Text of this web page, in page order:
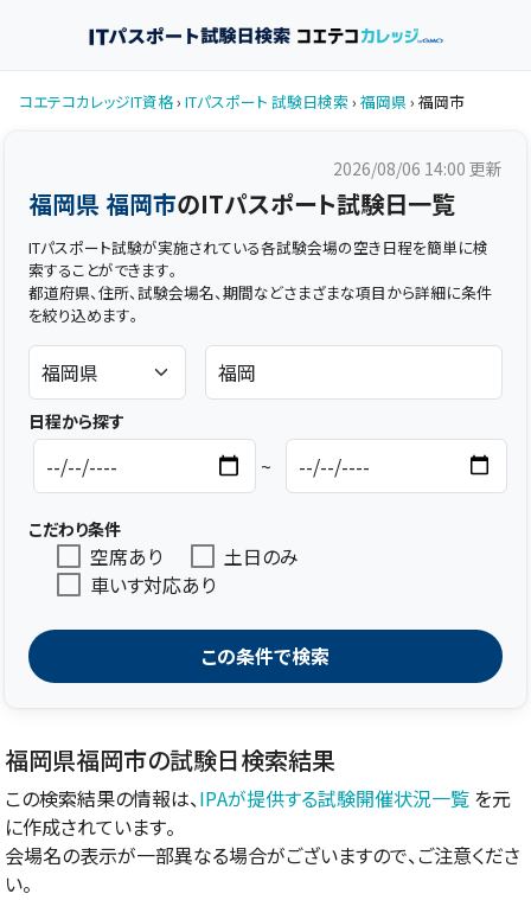
コエテコカレッジIT資格› ITパスポート 試験日検索 › 福岡県 › 福岡市
2026/08/06 14:00 更新
福岡県 福岡市のITパスポート試験日一覧
ITパスポート試験が実施されている各試験会場の空き日程を簡単に検
索することができます。
都道府県、住所、試験会場名、期間などさまざまな項目から詳細に条件
を絞り込めます。
日程から探す
~
こだわり条件
空席あり
土日のみ
車いす対応あり
この条件で検索
福岡県福岡市の試験日検索結果
この検索結果の情報は、IPAが提供する試験開催状況一覧を元
に作成されています。
会場名の表示が一部異なる場合がございますので、ご注意くださ
い。